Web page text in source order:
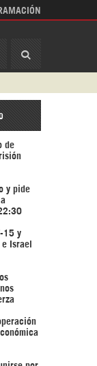
de
y pide
15 y
e Israel
por